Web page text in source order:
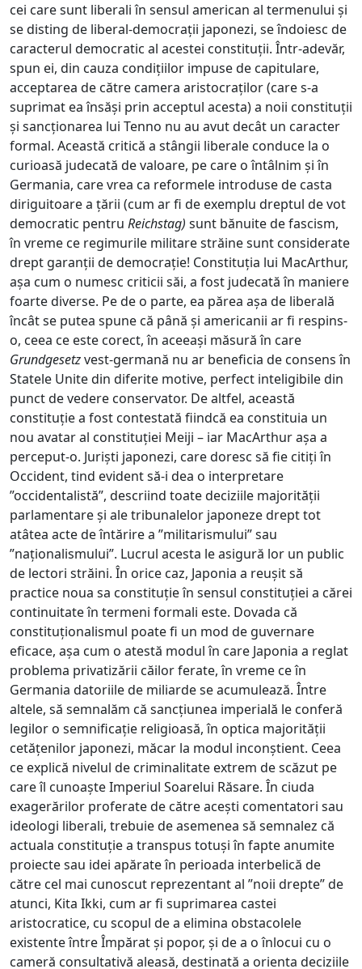
cei care sunt liberali în sensul american al termenului și
se disting de liberal-democrații japonezi, se îndoiesc de
caracterul democratic al acestei constituții. Într-adevăr,
spun ei, din cauza condițiilor impuse de capitulare,
acceptarea de către camera aristocraților (care s-a
suprimat ea însăși prin acceptul acesta) a noii constituții
și sancționarea lui Tenno nu au avut decât un caracter
formal. Această critică a stângii liberale conduce la o
curioasă judecată de valoare, pe care o întâlnim și în
Germania, care vrea ca reformele introduse de casta
diriguitoare a țării (cum ar fi de exemplu dreptul de vot
democratic pentru Reichstag) sunt bănuite de fascism,
în vreme ce regimurile militare străine sunt considerate
drept garanții de democrație! Constituția lui MacArthur,
așa cum o numesc criticii săi, a fost judecată în maniere
foarte diverse. Pe de o parte, ea părea așa de liberală
încât se putea spune că până și americanii ar fi respins-
o, ceea ce este corect, în aceeași măsură în care
Grundgesetzvest-germană nu ar beneficia de consens în
Statele Unite din diferite motive, perfect inteligibile din
punct de vedere conservator. De altfel, această
constituție a fost contestată fiindcă ea constituia un
nou avatar al constituției Meiji – iar MacArthur așa a
perceput-o. Juriști japonezi, care doresc să fie citiți în
Occident, tind evident să-i dea o interpretare
”occidentalistă”, descriind toate deciziile majorității
parlamentare și ale tribunalelor japoneze drept tot
atâtea acte de întărire a ”militarismului” sau
”naționalismului”. Lucrul acesta le asigură lor un public
de lectori străini. În orice caz, Japonia a reușit să
practice noua sa constituție în sensul constituției a cărei
continuitate în termeni formali este. Dovada că
constituționalismul poate fi un mod de guvernare
eficace, așa cum o atestă modul în care Japonia a reglat
problema privatizării căilor ferate, în vreme ce în
Germania datoriile de miliarde se acumulează. Între
altele, să semnalăm că sancțiunea imperială le conferă
legilor o semnificație religioasă, în optica majorității
cetățenilor japonezi, măcar la modul inconștient. Ceea
ce explică nivelul de criminalitate extrem de scăzut pe
care îl cunoaște Imperiul Soarelui Răsare. În ciuda
exagerărilor proferate de către acești comentatori sau
ideologi liberali, trebuie de asemenea să semnalez că
actuala constituție a transpus totuși în fapte anumite
proiecte sau idei apărate în perioada interbelică de
către cel mai cunoscut reprezentant al ”noii drepte” de
atunci, Kita Ikki, cum ar fi suprimarea castei
aristocratice, cu scopul de a elimina obstacolele
existente între Împărat și popor, și de a o înlocui cu o
cameră consultativă aleasă, destinată a orienta deciziile